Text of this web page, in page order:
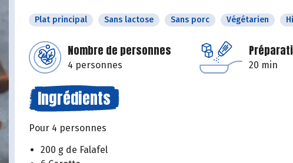
Plat principal Sans lactose Sans porc Végétarien
Nombre de personnes
4 personnes 20 min
Ingrédients
Pour 4 personnes
200 g de Falafel